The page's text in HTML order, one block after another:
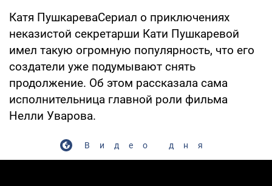
Катя ПушкареваСериал о приключениях
неказистой секретарши Кати Пушкаревой
имел такую огромную популярность, что его
создатели уже подумывают снять
продолжение. Об этом рассказала сама
исполнительница главной роли фильма
Нелли Уварова.
Видео дня